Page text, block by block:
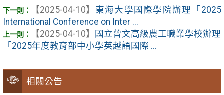
相關公告
【2025-04-10】
東海大學國際學院辦理「2025
International Conference on Inter ...
【2025-04-10】
國立曾文高級農工職業學校辦理
「2025年度教育部中小學英越語國際 ...